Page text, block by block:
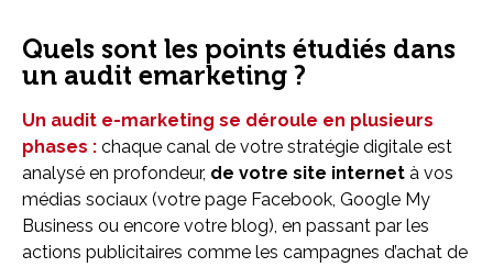
Quels sont les points étudiés dans
un audit emarketing ?
Un audit e-marketing se déroule en plusieurs
phases : chaque canal de votre stratégie digitale est
analysé en profondeur, de votre site internet à vos
médias sociaux (votre page Facebook, Google My
Business ou encore votre blog), en passant par les
actions publicitaires comme les campagnes d’achat de